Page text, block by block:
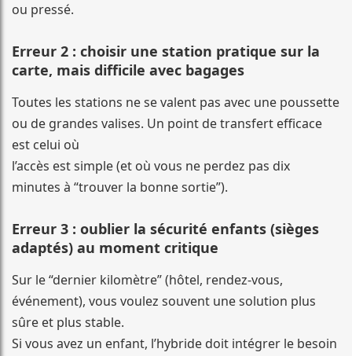
ou pressé.
Erreur 2 : choisir une station pratique sur la
carte, mais difficile avec bagages
Toutes les stations ne se valent pas avec une poussette
ou de grandes valises. Un point de transfert efficace
est celui où
l’accès est simple (et où vous ne perdez pas dix
minutes à “trouver la bonne sortie”).
Erreur 3 : oublier la sécurité enfants (sièges
adaptés) au moment critique
Sur le “dernier kilomètre” (hôtel, rendez-vous,
événement), vous voulez souvent une solution plus
sûre et plus stable.
Si vous avez un enfant, l’hybride doit intégrer le besoin